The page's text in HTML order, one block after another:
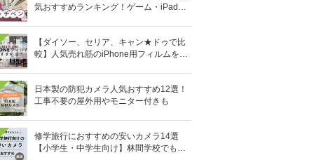
気おすすめランキング！ゲーム・iPad向
【ダイソー、セリア、キャン★ドゥで比
較】人気売れ筋のiPhone用フィルムを10
日本製の防犯カメラ人気おすすめ12選！
工事不要の屋外用やモニター付きも
修学旅行におすすめの安いカメラ14選
【小学生・中学生向け】林間学校でも活